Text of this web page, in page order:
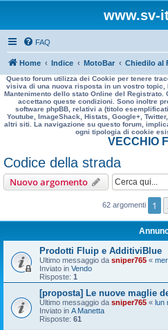
www.sv-
FAQ
Home Indice MotoBar Chiedilo al
Questo forum utilizza dei Cookie per tenere
visiva di una nuova risposta in un vostro
Mantenimento dello stato Online del
accettano queste condizioni. Sono inoltre
software phpBB, relativi a (titolo
Youtube, ImageShack, Histats, Google+,
altri siti. La navigazione su questo forum,
ogni tipologia di cookie
VECCHIO
Codice della strada
Nuovo argomento
62 argomenti 1
Prodotti Fluip e AdditiviBlue
Ultimo messaggio da sniper765 «
Inviato in Vendo
Risposte: 1
[proposta] Le nuove maglie
Ultimo messaggio da sniper765 « lun
Inviato in A Manetta
Risposte: 61